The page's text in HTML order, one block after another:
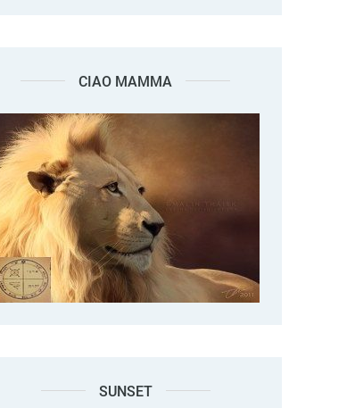
CIAO MAMMA
SUNSET